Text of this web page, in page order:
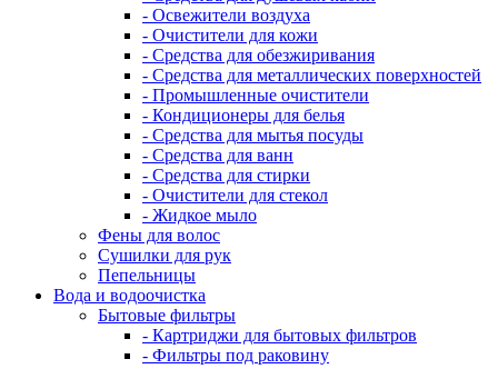
- Освежители воздуха
- Очистители для кожи
- Средства для обезжиривания
- Средства для металлических поверхностей
- Промышленные очистители
- Кондиционеры для белья
- Средства для мытья посуды
- Средства для ванн
- Средства для стирки
- Очистители для стекол
- Жидкое мыло
Фены для волос
Сушилки для рук
Пепельницы
Вода и водоочистка
Бытовые фильтры
- Картриджи для бытовых фильтров
- Фильтры под раковину